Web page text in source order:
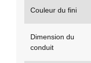
Couleur du fini
Dimension du
conduit